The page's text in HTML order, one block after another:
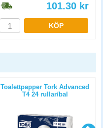
101.30 kr
KÖP
Toalettpapper Tork Advanced
T4 24 rullar/bal